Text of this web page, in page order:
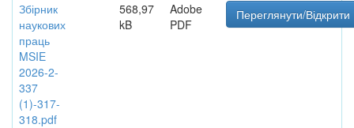
Збірник
наукових
праць
MSIE
2026-2-
337
(1)-317-
318.pdf
568,97
kB
Adobe
PDF
Переглянути/Відкрити